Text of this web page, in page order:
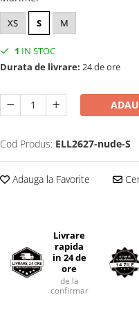
XS S M
1 IN STOC
Durata de livrare: 24 de ore
Cod Produs: ELL2627-nude-S
Adauga la Favorite
Livrare
rapida
in 24 de
ore
de la
confirmarea comenzii.